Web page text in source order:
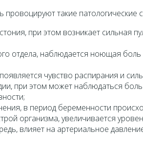
такие патологические
при этом возникает сильная
отдела, наблюдается ноющая боль
чувство распирания и
при этом может наблюдаться
в период беременности
организма, увеличивается
влияет на артериальное